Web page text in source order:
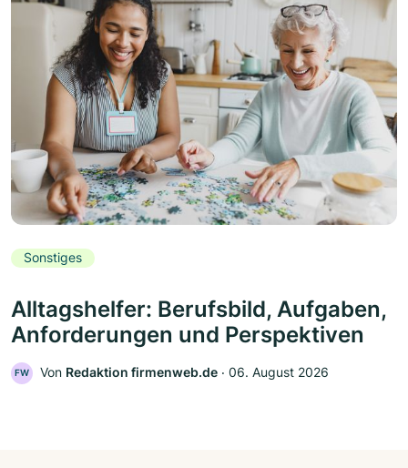
Sonstiges
Alltagshelfer: Berufsbild, Aufgaben,
Anforderungen und Perspektiven
FW Von Redaktion firmenweb.de ‧ 06. August 2026